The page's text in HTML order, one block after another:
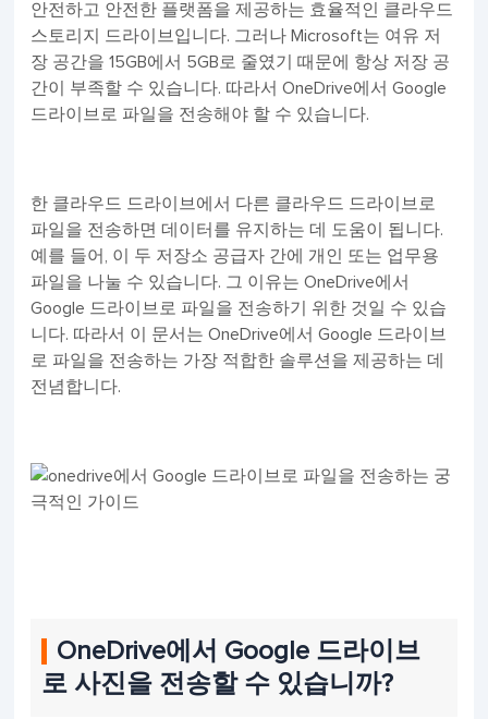
안전하고 안전한 플랫폼을 제공하는 효율적인 클라우드
스토리지 드라이브입니다. 그러나 Microsoft는 여유 저
장 공간을 15GB에서 5GB로 줄였기 때문에 항상 저장 공
간이 부족할 수 있습니다. 따라서 OneDrive에서 Google
드라이브로 파일을 전송해야 할 수 있습니다.
한 클라우드 드라이브에서 다른 클라우드 드라이브로
파일을 전송하면 데이터를 유지하는 데 도움이 됩니다.
예를 들어, 이 두 저장소 공급자 간에 개인 또는 업무용
파일을 나눌 수 있습니다. 그 이유는 OneDrive에서
Google 드라이브로 파일을 전송하기 위한 것일 수 있습
니다. 따라서 이 문서는 OneDrive에서 Google 드라이브
로 파일을 전송하는 가장 적합한 솔루션을 제공하는 데
전념합니다.
OneDrive에서 Google 드라이브
로 사진을 전송할 수 있습니까?